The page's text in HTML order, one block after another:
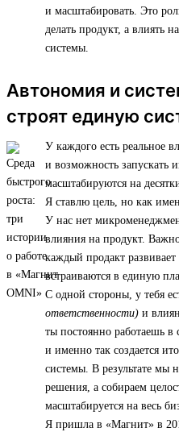
и масштабировать. Это
делать продукт, а влиять
системы.
Автономия и
строят единую
У каждого есть реальное
и возможность запускать
масштабируются на
Я ставлю цель, но как
У нас нет
влияния на продукт.
каждый продакт
встраиваются в единую
С одной стороны, у тебя
ответственности) и
ты постоянно работаешь в
и именно так создается
системы. В результате мы
решения, а собираем
масштабируется на весь
Я пришла в «Магнит» в